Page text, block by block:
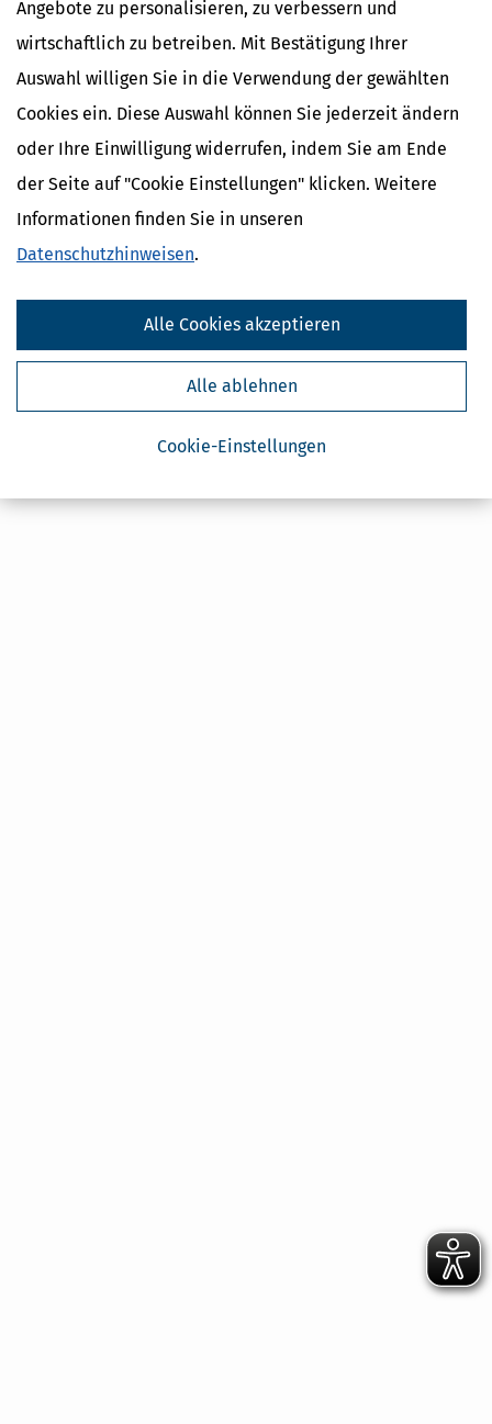
Angebote zu personalisieren, zu verbessern und
wirtschaftlich zu betreiben. Mit Bestätigung Ihrer
Auswahl willigen Sie in die Verwendung der gewählten
Cookies ein. Diese Auswahl können Sie jederzeit ändern
oder Ihre Einwilligung widerrufen, indem Sie am Ende
der Seite auf "Cookie Einstellungen" klicken. Weitere
Informationen finden Sie in unseren
Datenschutzhinweisen.
Cookie-Einstellungen
Alle ablehnen
Alle Cookies akzeptieren
Kostenlose Steuertipps & News
Absenden
Steuertipps
Steuertipps Selbstständige
Ja, ich möchte die kostenlosen Newsletter
von Steuertipps abonnieren. Die
Datenschutzhinweisehabe ich gelesen.
Abbestellung des Newsletters widerrufen.